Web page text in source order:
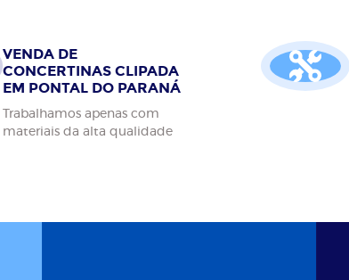
VENDA DE
CONCERTINAS CLIPADA
EM PONTAL DO PARANÁ
Trabalhamos apenas com
materiais da alta qualidade